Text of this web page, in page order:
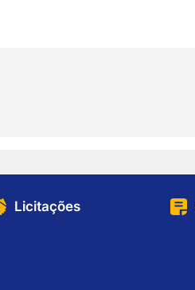
Licitações